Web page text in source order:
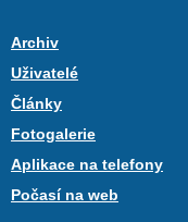
Archiv
Uživatelé
Články
Fotogalerie
Aplikace na telefony
Počasí na web